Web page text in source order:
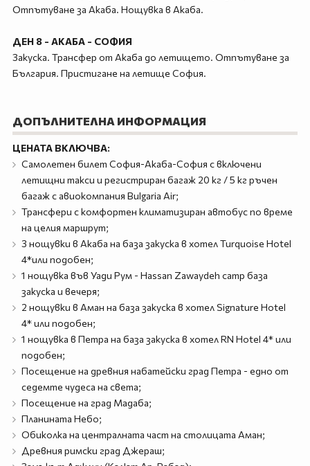
Отпътуване за Акаба. Нощувка в Акаба.
ДЕН 8 - АКАБА - СОФИЯ
Закуска. Трансфер от Акаба до летището. Отпътуване за
България. Пристигане на летище София.
ДОПЪЛНИТЕЛНА ИНФОРМАЦИЯ
ЦЕНАТА ВКЛЮЧВА:
Самолетен билет София-Акаба-София с включени
летищни такси и регистриран багаж 20 кг / 5 кг ръчен
багаж с авиокомпания Bulgaria Air;
Трансфери с комфортен климатизиран автобус по време
на целия маршрут;
3 нощувки в Акаба на база закуска в хотел Turquoise Hotel
4*или подобен;
1 нощувка във Уади Рум - Hassan Zawaydeh camp база
закуска и вечеря;
2 нощувки в Аман на база закуска в хотел Signature Hotel
4* или подобен;
1 нощувка в Петра на база закуска в хотел RN Hotel 4* или
подобен;
Посещение на древния набатейски град Петра - едно от
седемте чудеса на света;
Посещение на град Мадаба;
Планината Небо;
Обиколка на централната част на столицата Аман;
Древния римски град Джераш;